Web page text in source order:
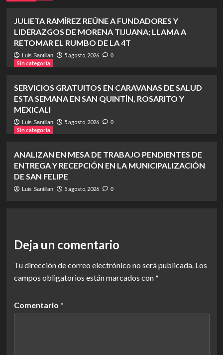
JULIETA RAMÍREZ REÚNE A FUNDADORES Y
LIDERAZGOS DE MORENA TIJUANA; LLAMA A
RETOMAR EL RUMBO DE LA 4T
Luis Santillan 5 agosto, 2026 0
Sin categoría
SERVICIOS GRATUITOS EN CARAVANAS DE SALUD
ESTA SEMANA EN SAN QUINTÍN, ROSARITO Y
MEXICALI
Luis Santillan 5 agosto, 2026 0
Sin categoría
ANALIZAN EN MESA DE TRABAJO PENDIENTES DE
ENTREGA Y RECEPCIÓN EN LA MUNICIPALIZACIÓN
DE SAN FELIPE
Luis Santillan 5 agosto, 2026 0
Deja un comentario
Tu dirección de correo electrónico no será publicada. Los
campos obligatorios están marcados con*
Comentario *